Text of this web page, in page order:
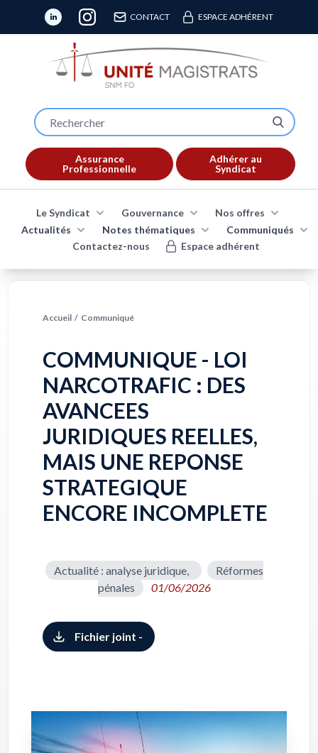
CONTACT ESPACE ADHÉRENT
Assurance
Professionnelle
Adhérer au
Syndicat
Le Syndicat Gouvernance
Nos offres
Actualités
Notes thématiques
Communiqués
Contactez-nous
Espace adhérent
Accueil / Communiqué
COMMUNIQUE - LOI
NARCOTRAFIC : DES
AVANCEES
JURIDIQUES REELLES,
MAIS UNE REPONSE
STRATEGIQUE
ENCORE INCOMPLETE
Actualité : analyse juridique,
Réformes
pénales
01/06/2026
Fichier joint -